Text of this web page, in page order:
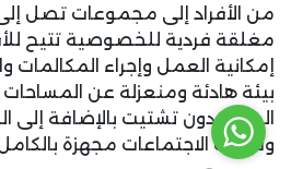
من الأفراد إلى مجموعات تصل
مغلقة فردية للخصوصية تتيح
إمكانية العمل وإجراء المكالمات
بيئة هادئة ومنعزلة عن المساحات
المهام دون تشتيت بالإضافة إلى
وقاعات الاجتماعات مجهزة